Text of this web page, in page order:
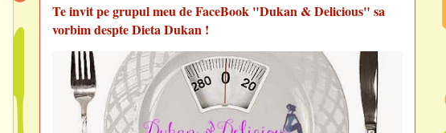
Te invit pe grupul meu de FaceBook "Dukan & Delicious" sa
vorbim despte Dieta Dukan !